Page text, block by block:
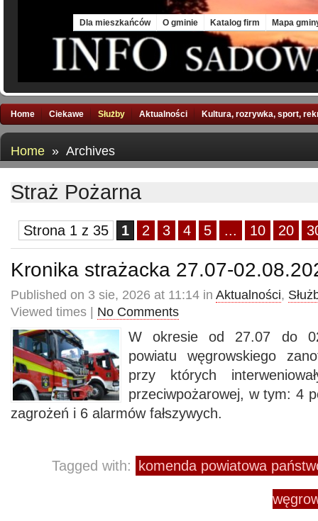
Dla mieszkańców O gminie Katalog firm Mapa
Home Ciekawe Służby Aktualności Kultura, rozrywka, sport,
Home » Archives
Straż Pożarna
Strona 1 z 35 1 2 3 4 5 ... 10 20
Kronika strażacka 27.07-
Published on 3 sie, 2026 at 11:14 in Aktualności,
Viewed times | No Comments
W okresie od 27.07 do
powiatu węgrowskiego
przy których
przeciwpożarowej, w tym: 4
zagrożeń i 6 alarmów fałszywych.
Tagged with: komenda powiatowa